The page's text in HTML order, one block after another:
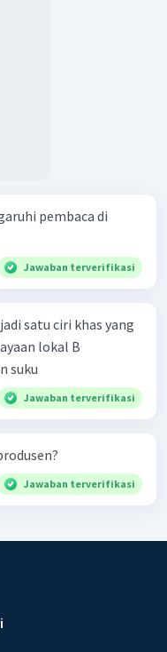
pembaca di
Jawaban terverifikasi
satu ciri khas yang
lokal B
suku
Jawaban terverifikasi
Jawaban terverifikasi